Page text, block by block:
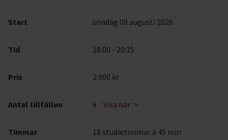
Start söndag 09 augusti 2026
Tid 18:00 - 20:15
Pris 2 000 kr
Antal tillfällen 6 Visa när
Timmar 18 studietimmar à 45 min